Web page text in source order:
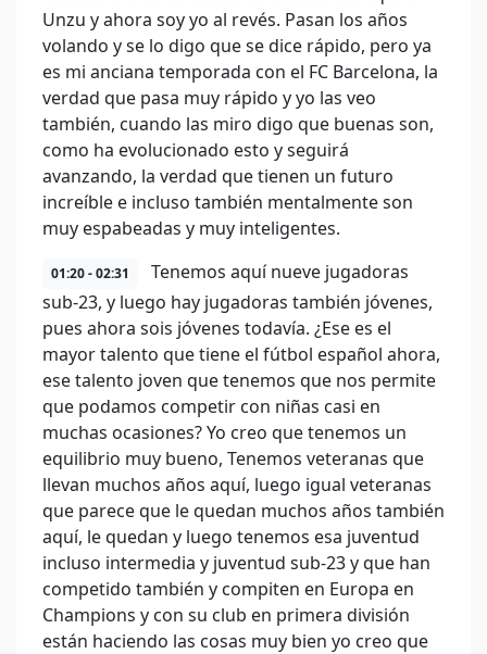
Unzu y ahora soy yo al revés. Pasan los años
volando y se lo digo que se dice rápido, pero ya
es mi anciana temporada con el FC Barcelona, la
verdad que pasa muy rápido y yo las veo
también, cuando las miro digo que buenas son,
como ha evolucionado esto y seguirá
avanzando, la verdad que tienen un futuro
increíble e incluso también mentalmente son
muy espabeadas y muy inteligentes.
01:20 - 02:31
Tenemos aquí nueve jugadoras
sub-23, y luego hay jugadoras también jóvenes,
pues ahora sois jóvenes todavía. ¿Ese es el
mayor talento que tiene el fútbol español ahora,
ese talento joven que tenemos que nos permite
que podamos competir con niñas casi en
muchas ocasiones? Yo creo que tenemos un
equilibrio muy bueno, Tenemos veteranas que
llevan muchos años aquí, luego igual veteranas
que parece que le quedan muchos años también
aquí, le quedan y luego tenemos esa juventud
incluso intermedia y juventud sub-23 y que han
competido también y compiten en Europa en
Champions y con su club en primera división
están haciendo las cosas muy bien yo creo que